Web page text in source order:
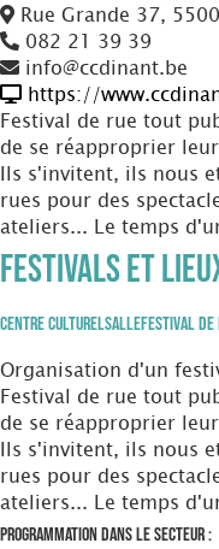
Rue Grande 37,
082 21 39 39
info@ccdinant.be
https://
Festival de rue tout
de se réapproprier
Ils s'invitent, ils nous
rues pour des
ateliers... Le temps
Festivals et
Centre CulturelSalleFestival de
Organisation d'un
Festival de rue tout
de se réapproprier
Ils s'invitent, ils nous
rues pour des
ateliers... Le temps
Programmation dans le secteur :